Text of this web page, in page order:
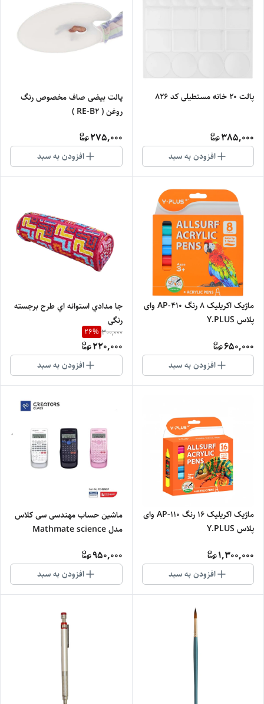
پالت 20 خانه مستطیلی کد 826
385,000
افزودن به سبد
پالت بیضی صاف مخصوص رنگ
روغن ( RE-B2 )
275,000
افزودن به سبد
ماژیک اکریلیک 8 رنگ AP-410 وای
پلاس Y.PLUS
650,000
افزودن به سبد
جا مدادي استوانه اي طرح برجسته
رنگي
300,000
26%
220,000
افزودن به سبد
ماژیک اکریلیک 16 رنگ AP-110 وای
پلاس Y.PLUS
1,300,000
افزودن به سبد
ماشین حساب مهندسی سی کلاس
مدل Mathmate science
950,000
افزودن به سبد